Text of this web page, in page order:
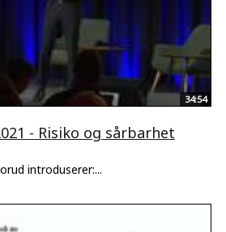
34:54
- Risiko og sårbarhet
introduserer:...